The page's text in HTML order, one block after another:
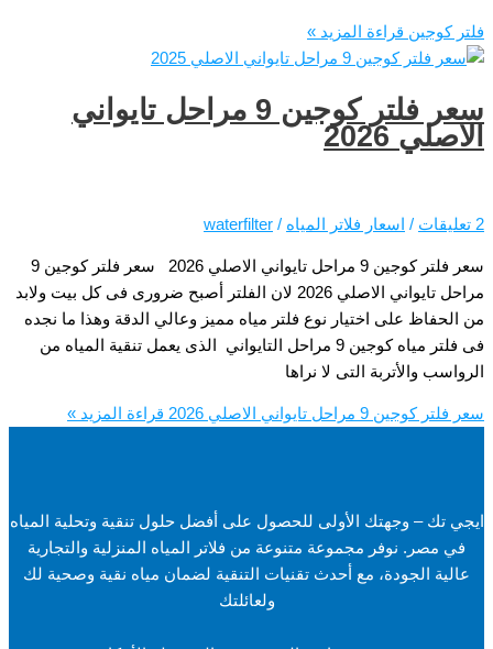
المزيد »
سعر فلتر كوجين 9 مراحل تايواني
اسعار فلاتر المياه/
waterfilter
سعر فلتر كوجين 9 مراحل تايواني الاصلي 2026 سعر فلتر كوجين 9
مراحل تايواني الاصلي 2026 لان الفلتر أصبح ضرورى فى كل بيت ولابد
اختيار نوع فلتر مياه مميز وعالي الدقة وهذا ما نجده
فى فلتر مياه كوجين 9 مراحل التايواني الذى يعمل تنقية المياه من
التى لا نراها
الاصلي 2026 قراءة المزيد »
الأولى للحصول على أفضل حلول تنقية وتحلية المياه
مجموعة متنوعة من فلاتر المياه المنزلية والتجارية
مع أحدث تقنيات التنقية لضمان مياه نقية وصحية لك